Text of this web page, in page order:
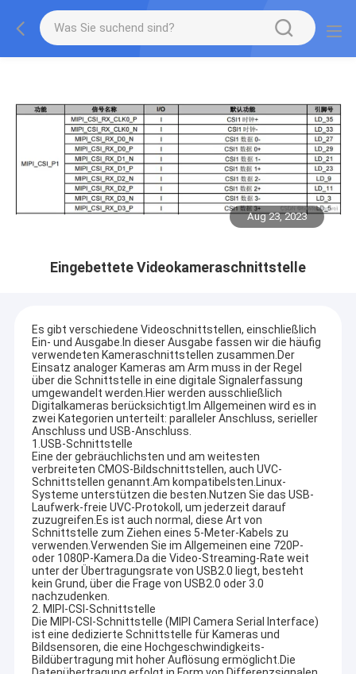
Aug 23, 2023
Eingebettete Videokameraschnittstelle
Es gibt verschiedene Videoschnittstellen, einschließlich
Ein- und Ausgabe.In dieser Ausgabe fassen wir die häufig
verwendeten Kameraschnittstellen zusammen.Der
Einsatz analoger Kameras am Arm muss in der Regel
über die Schnittstelle in eine digitale Signalerfassung
umgewandelt werden.Hier werden ausschließlich
Digitalkameras berücksichtigt.Im Allgemeinen wird es in
zwei Kategorien unterteilt: paralleler Anschluss, serieller
Anschluss und USB-Anschluss.
1.USB-Schnittstelle
Eine der gebräuchlichsten und am weitesten
verbreiteten CMOS-Bildschnittstellen, auch UVC-
Schnittstellen genannt.Am kompatibelsten.Linux-
Systeme unterstützen die besten.Nutzen Sie das USB-
Laufwerk-freie UVC-Protokoll, um jederzeit darauf
zuzugreifen.Es ist auch normal, diese Art von
Schnittstelle zum Ziehen eines 5-Meter-Kabels zu
verwenden.Verwenden Sie im Allgemeinen eine 720P-
oder 1080P-Kamera.Da die Video-Streaming-Rate weit
unter der Übertragungsrate von USB2.0 liegt, besteht
kein Grund, über die Frage von USB2.0 oder 3.0
nachzudenken.
2. MIPI-CSI-Schnittstelle
Die MIPI-CSI-Schnittstelle (MIPI Camera Serial Interface)
ist eine dedizierte Schnittstelle für Kameras und
Bildsensoren, die eine Hochgeschwindigkeits-
Bildübertragung mit hoher Auflösung ermöglicht.Die